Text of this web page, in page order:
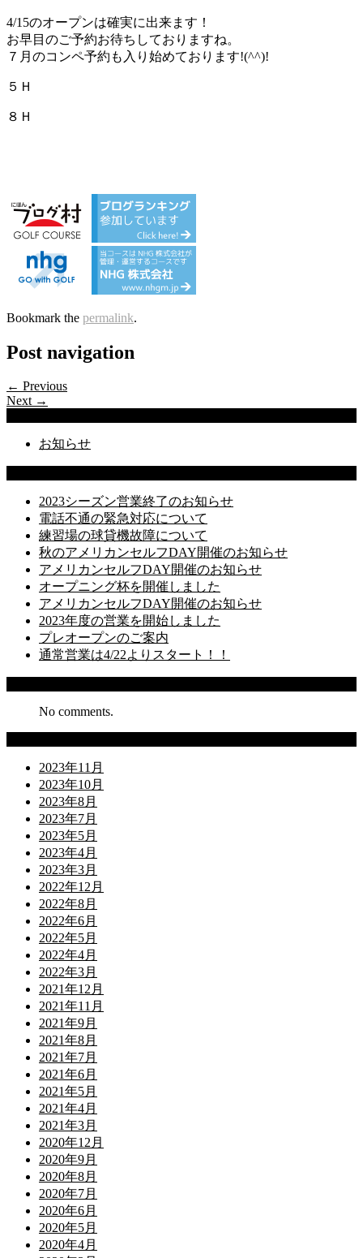
4/15のオープンは確実に出来ます！
お早目のご予約お待ちしておりますね。
７月のコンペ予約も入り始めております!(^^)!
５Ｈ
８Ｈ
Bookmark the permalink.
Post navigation
← Previous
Next →
お知らせ
2023シーズン営業終了のお知らせ
電話不通の緊急対応について
練習場の球貸機故障について
秋のアメリカンセルフDAY開催のお知らせ
アメリカンセルフDAY開催のお知らせ
オープニング杯を開催しました
アメリカンセルフDAY開催のお知らせ
2023年度の営業を開始しました
プレオープンのご案内
通常営業は4/22よりスタート！！
No comments.
2023年11月
2023年10月
2023年8月
2023年7月
2023年5月
2023年4月
2023年3月
2022年12月
2022年8月
2022年6月
2022年5月
2022年4月
2022年3月
2021年12月
2021年11月
2021年9月
2021年8月
2021年7月
2021年6月
2021年5月
2021年4月
2021年3月
2020年12月
2020年9月
2020年8月
2020年7月
2020年6月
2020年5月
2020年4月